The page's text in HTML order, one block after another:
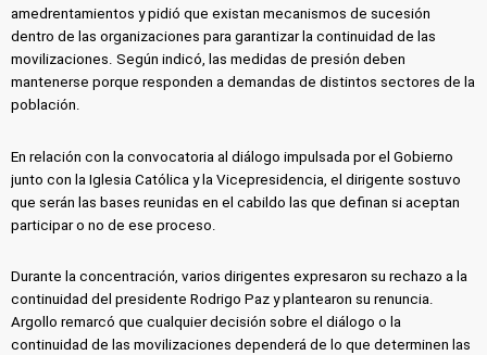
amedrentamientos y pidió que existan mecanismos de sucesión
dentro de las organizaciones para garantizar la continuidad de las
movilizaciones. Según indicó, las medidas de presión deben
mantenerse porque responden a demandas de distintos sectores de la
población.
En relación con la convocatoria al diálogo impulsada por el Gobierno
junto con la Iglesia Católica y la Vicepresidencia, el dirigente sostuvo
que serán las bases reunidas en el cabildo las que definan si aceptan
participar o no de ese proceso.
Durante la concentración, varios dirigentes expresaron su rechazo a la
continuidad del presidente Rodrigo Paz y plantearon su renuncia.
Argollo remarcó que cualquier decisión sobre el diálogo o la
continuidad de las movilizaciones dependerá de lo que determinen las